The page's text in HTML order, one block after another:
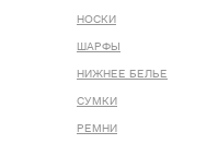
НОСКИ
ШАРФЫ
НИЖНЕЕ БЕЛЬЕ
СУМКИ
РЕМНИ